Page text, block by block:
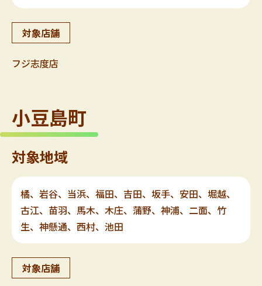
対象店舗
フジ志度店
小豆島町
対象地域
橘、岩谷、当浜、福田、吉田、坂手、安田、堀越、
古江、苗羽、馬木、木庄、蒲野、神浦、二面、竹
生、神懸通、西村、池田
対象店舗